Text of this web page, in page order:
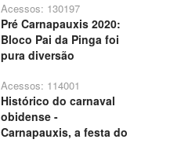
Acessos: 130197
Pré Carnapauxis 2020:
Bloco Pai da Pinga foi
pura diversão
Acessos: 114001
Histórico do carnaval
obidense -
Carnapauxis, a festa do